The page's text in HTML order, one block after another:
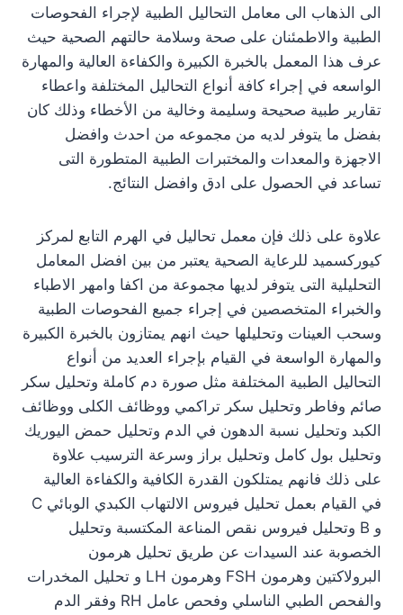
الى الذهاب الى معامل التحاليل الطبية لإجراء الفحوصات
الطبية والاطمئنان على صحة وسلامة حالتهم الصحية حيث
عرف هذا المعمل بالخبرة الكبيرة والكفاءة العالية والمهارة
الواسعه في إجراء كافة أنواع التحاليل المختلفة واعطاء
تقارير طبية صحيحة وسليمة وخالية من الأخطاء وذلك كان
بفضل ما يتوفر لديه من مجموعه من احدث وافضل
الاجهزة والمعدات والمختبرات الطبية المتطورة التى
تساعد في الحصول على ادق وافضل النتائج.
علاوة على ذلك فإن معمل تحاليل في الهرم التابع لمركز
كيوركسميد للرعاية الصحية يعتبر من بين افضل المعامل
التحليلية التى يتوفر لديها مجموعة من اكفا وامهر الاطباء
والخبراء المتخصصين في إجراء جميع الفحوصات الطبية
وسحب العينات وتحليلها حيث انهم يمتازون بالخبرة الكبيرة
والمهارة الواسعة في القيام بإجراء العديد من أنواع
التحاليل الطبية المختلفة مثل صورة دم كاملة وتحليل سكر
صائم وفاطر وتحليل سكر تراكمي ووظائف الكلى ووظائف
الكبد وتحليل نسبة الدهون في الدم وتحليل حمض اليوريك
وتحليل بول كامل وتحليل براز وسرعة الترسيب علاوة
على ذلك فانهم يمتلكون القدرة الكافية والكفاءة العالية
في القيام بعمل تحليل فيروس الالتهاب الكبدي الوبائي C
و B وتحليل فيروس نقص المناعة المكتسبة وتحليل
الخصوبة عند السيدات عن طريق تحليل هرمون
البرولاكتين وهرمون FSH وهرمون LH و تحليل المخدرات
والفحص الطبي الناسلي وفحص عامل RH وفقر الدم